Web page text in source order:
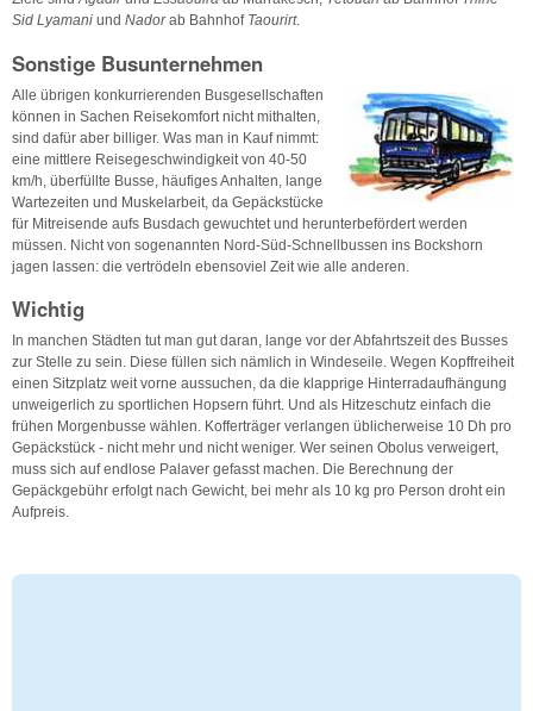
Sid Lyamani und Nadorab Bahnhof Taourirt.
Sonstige Busunternehmen
Alle übrigen konkurrierenden Busgesellschaften
können in Sachen Reisekomfort nicht mithalten,
sind dafür aber billiger. Was man in Kauf nimmt:
eine mittlere Reisegeschwindigkeit von 40-50
km/h, überfüllte Busse, häufiges Anhalten, lange
Wartezeiten und Muskelarbeit, da Gepäckstücke
für Mitreisende aufs Busdach gewuchtet und herunterbefördert werden
müssen. Nicht von sogenannten Nord-Süd-Schnellbussen ins Bockshorn
jagen lassen: die vertrödeln ebensoviel Zeit wie alle anderen.
Wichtig
In manchen Städten tut man gut daran, lange vor der Abfahrtszeit des Busses
zur Stelle zu sein. Diese füllen sich nämlich in Windeseile. Wegen Kopffreiheit
einen Sitzplatz weit vorne aussuchen, da die klapprige Hinterradaufhängung
unweigerlich zu sportlichen Hopsern führt. Und als Hitzeschutz einfach die
frühen Morgenbusse wählen. Kofferträger verlangen üblicherweise 10 Dh pro
Gepäckstück - nicht mehr und nicht weniger. Wer seinen Obolus verweigert,
muss sich auf endlose Palaver gefasst machen. Die Berechnung der
Gepäckgebühr erfolgt nach Gewicht, bei mehr als 10 kg pro Person droht ein
Aufpreis.